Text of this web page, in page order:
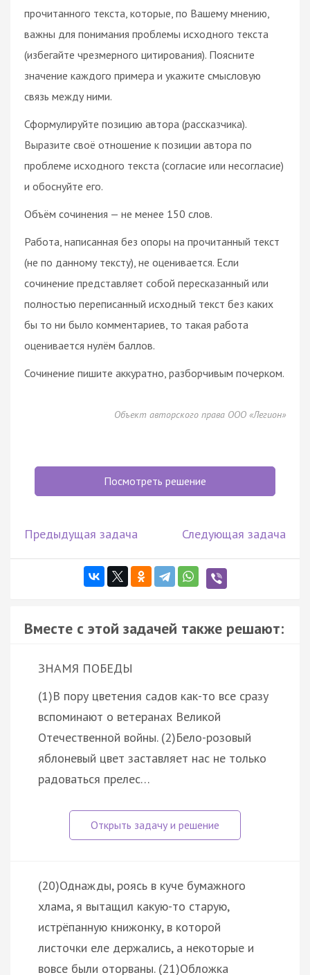
прочитанного текста, которые, по Вашему мнению,
важны для понимания проблемы исходного текста
(избегайте чрезмерного цитирования). Поясните
значение каждого примера и укажите смысловую
связь между ними.
Сформулируйте позицию автора (рассказчика).
Выразите своё отношение к позиции автора по
проблеме исходного текста (согласие или несогласие)
и обоснуйте его.
Объём сочинения — не менее 150 слов.
Работа, написанная без опоры на прочитанный текст
(не по данному тексту), не оценивается. Если
сочинение представляет собой пересказанный или
полностью переписанный исходный текст без каких
бы то ни было комментариев, то такая работа
оценивается нулём баллов.
Сочинение пишите аккуратно, разборчивым почерком.
Объект авторского права ООО «Легион»
Посмотреть решение
Предыдущая задача Следующая задача
Вместе с этой задачей также решают:
ЗНАМЯ ПОБЕДЫ
(1)В пору цветения садов как-то все сразу
вспоминают о ветеранах Великой
Отечественной войны. (2)Бело-розовый
яблоневый цвет заставляет нас не только
радоваться прелес…
(20)Однажды, роясь в куче бумажного
хлама, я вытащил какую-то старую,
истрёпанную книжонку, в которой
листочки еле держались, а некоторые и
вовсе были оторваны. (21)Обложка